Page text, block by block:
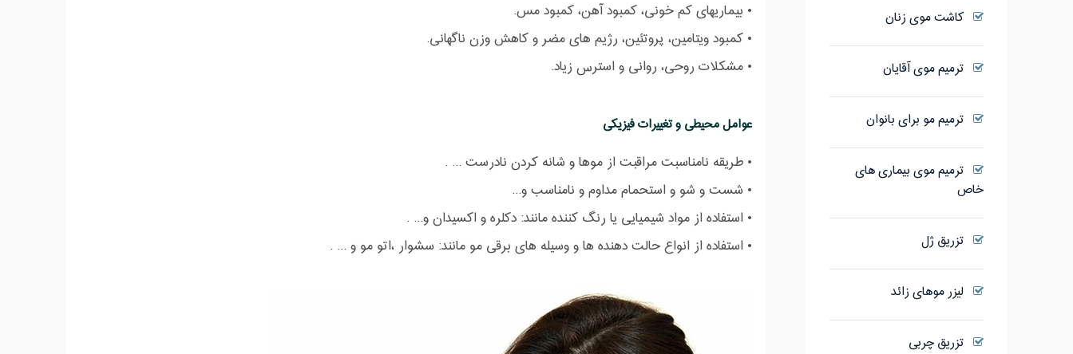
• بیماریهای کم خونی، کمبود آهن، کمبود مس.
• کمبود ویتامین، پروتئین، رژیم های مضر و کاهش وزن ناگهانی.
• مشکلات روحی، روانی و استرس زیاد.
عوامل محیطی و تغییرات فیزیکی
• طریقه نامناسبت مراقبت از موها و شانه کردن نادرست ... .
• شست و شو و استحمام مداوم و نامناسب و...
• استفاده از مواد شیمیایی یا رنگ کننده مانند: دکلره و اکسیدان و... .
• استفاده از انواع حالت دهنده ها و وسیله های برقی مو مانند: سشوار ،اتو مو و ... .
کاشت موی زنان
ترمیم موی آقایان
ترمیم مو برای بانوان
ترمیم موی بیماری های
خاص
تزریق ژل
لیزر موهای زائد
تزریق چربی